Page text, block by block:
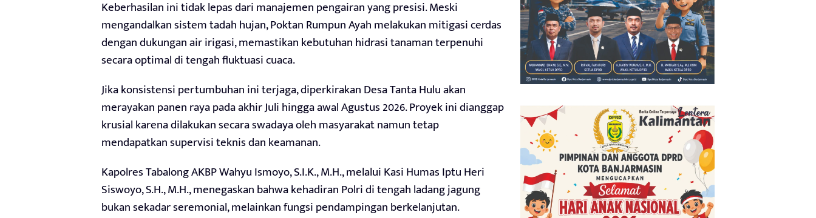
Keberhasilan ini tidak lepas dari manajemen pengairan yang presisi. Meski
mengandalkan sistem tadah hujan, Poktan Rumpun Ayah melakukan mitigasi cerdas
dengan dukungan air irigasi, memastikan kebutuhan hidrasi tanaman terpenuhi
secara optimal di tengah fluktuasi cuaca.
Jika konsistensi pertumbuhan ini terjaga, diperkirakan Desa Tanta Hulu akan
merayakan panen raya pada akhir Juli hingga awal Agustus 2026. Proyek ini dianggap
krusial karena dilakukan secara swadaya oleh masyarakat namun tetap
mendapatkan supervisi teknis dan keamanan.
Kapolres Tabalong AKBP Wahyu Ismoyo, S.I.K., M.H., melalui Kasi Humas Iptu Heri
Siswoyo, S.H., M.H., menegaskan bahwa kehadiran Polri di tengah ladang jagung
bukan sekadar seremonial, melainkan fungsi pendampingan berkelanjutan.